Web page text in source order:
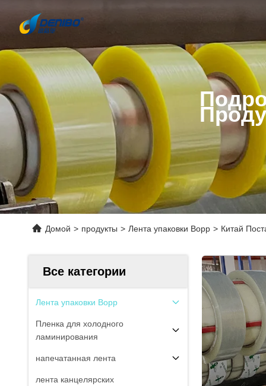
Домой > продукты > Лента упаковки Bopp > Китай
Все категории
Лента упаковки Bopp
Пленка для холодного
ламинирования
напечатанная лента
лента канцелярских